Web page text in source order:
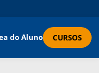
do Aluno CURSOS